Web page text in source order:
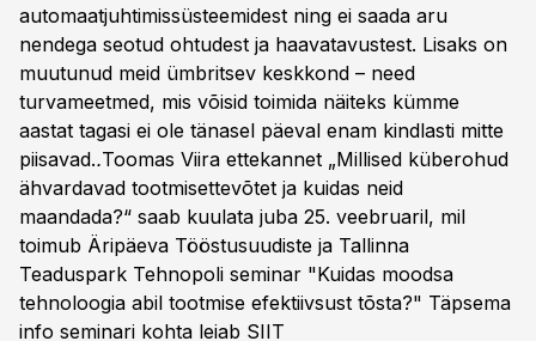
automaatjuhtimissüsteemidest ning ei saada aru
nendega seotud ohtudest ja haavatavustest. Lisaks on
muutunud meid ümbritsev keskkond – need
turvameetmed, mis võisid toimida näiteks kümme
aastat tagasi ei ole tänasel päeval enam kindlasti mitte
piisavad..Toomas Viira ettekannet „Millised küberohud
ähvardavad tootmisettevõtet ja kuidas neid
maandada?“ saab kuulata juba 25. veebruaril, mil
toimub Äripäeva Tööstusuudiste ja Tallinna
Teaduspark Tehnopoli seminar "Kuidas moodsa
tehnoloogia abil tootmise efektiivsust tõsta?" Täpsema
info seminari kohta leiab SIIT